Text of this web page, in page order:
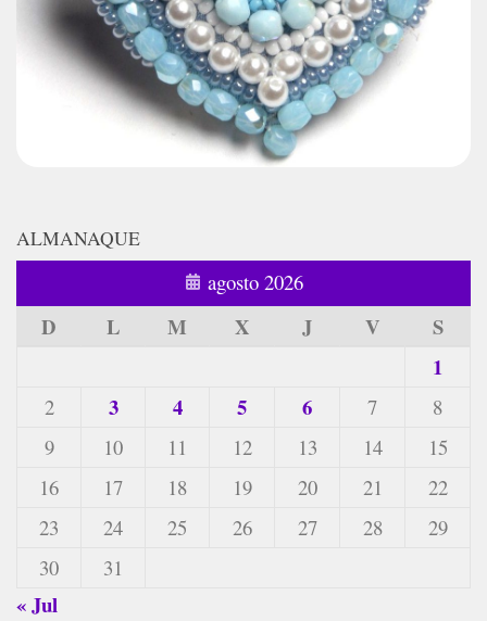
ALMANAQUE
agosto 2026
D L M X J V
S
1
2 3 4 5 6 7
8
9
10 11 12 13 14
15
16
17 18 19 20 21
22
23
24 25 26 27 28
29
30
31
« Jul